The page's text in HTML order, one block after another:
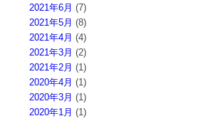
2021年6月 (7)
2021年5月 (8)
2021年4月 (4)
2021年3月 (2)
2021年2月 (1)
2020年4月 (1)
2020年3月 (1)
2020年1月 (1)